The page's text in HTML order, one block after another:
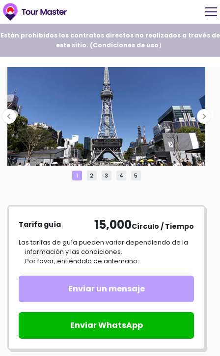
Están prohibidos los contratos directos no realizados a través de
este sitio. (Condiciones de uso）
1 2 3 4 5
Tarifa guía 15,000Círculo / Tiempo
Las tarifas de guía pueden variar dependiendo de la
información y las condiciones.
Por favor, entiéndalo de antemano.
Enviar un mensaje
Enviar WhatsApp